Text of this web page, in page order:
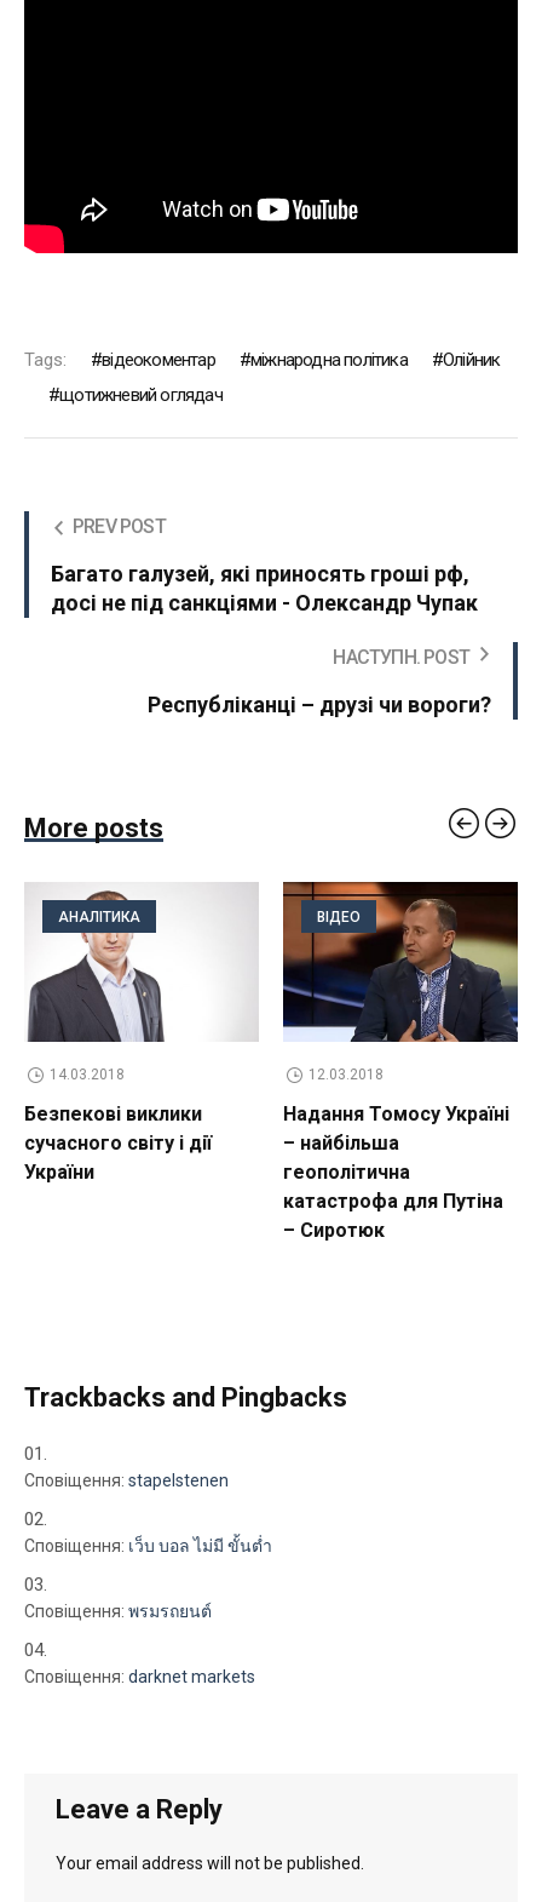
Tags: відеокоментар міжнародна політика
Олійник
щотижневий оглядач
PREV POST
Багато галузей, які приносять гроші рф,
досі не під санкціями - Олександр Чупак
НАСТУПН. POST
Республіканці – друзі чи вороги?
More posts
АНАЛІТИКА
14.03.2018
Безпекові виклики
сучасного світу і дії
України
ВІДЕО
12.03.2018
Надання Томосу Україні
– найбільша
геополітична
катастрофа для Путіна
– Сиротюк
Trackbacks and Pingbacks
Сповіщення: stapelstenen
Сповіщення: เว็บ บอล ไม่มี ขั้นต่ำ
Сповіщення: พรมรถยนต์
Сповіщення: darknet markets
Leave a Reply
Your email address will not be published.